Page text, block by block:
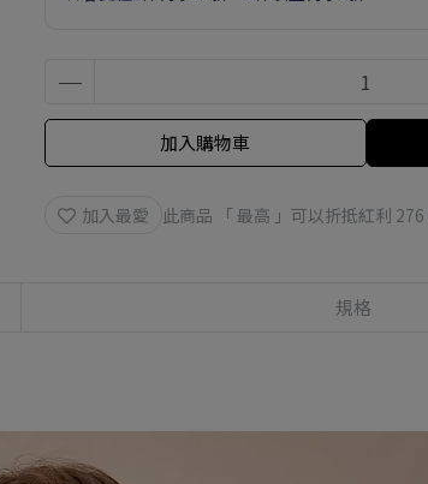
加入購物車
加入最愛 此商品 「 最高 」可以折抵紅利 276
規格